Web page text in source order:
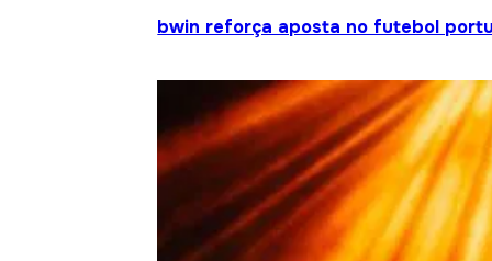
bwin reforça aposta no futebol